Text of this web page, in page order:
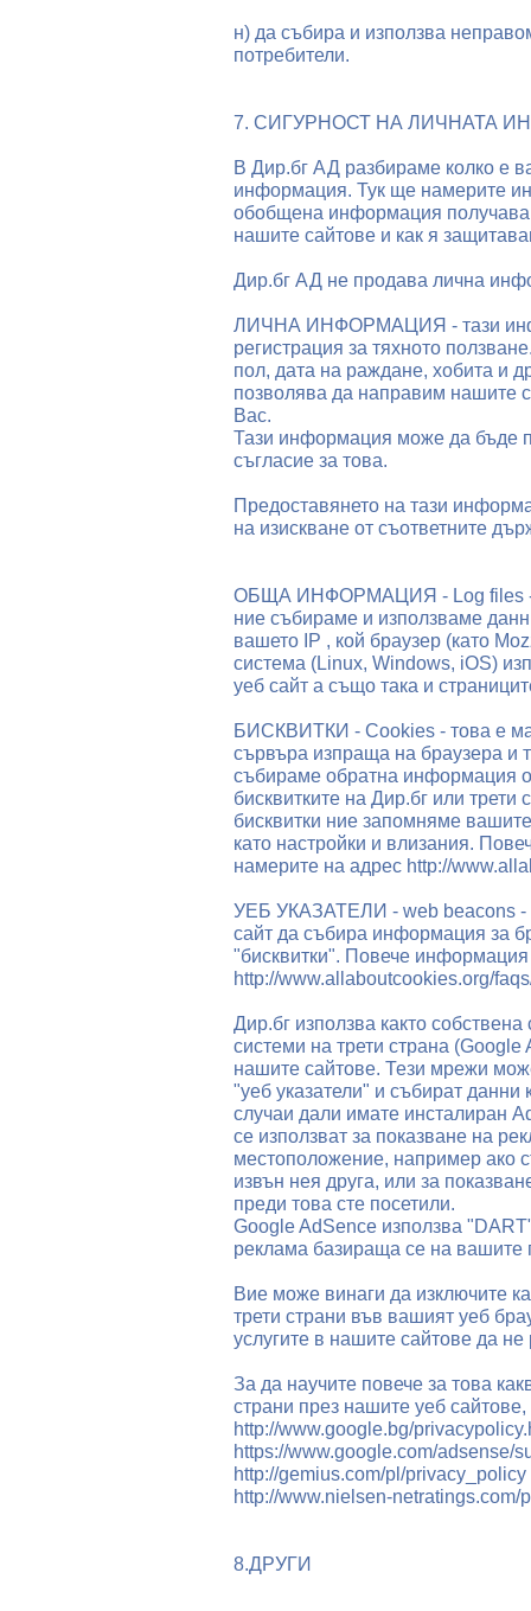
н) да събира и използва
потребители.
7. СИГУРНОСТ НА ЛИЧНАТА
В Дир.бг АД разбираме колко е
информация. Тук ще намерите
обобщена информация
нашите сайтове и как я
Дир.бг АД не продава лична
ЛИЧНА ИНФОРМАЦИЯ - тази
регистрация за тяхното
пол, дата на раждане, хобита и
позволява да направим нашите
Вас.
Тази информация може да бъде
съгласие за това.
Предоставянето на тази
на изискване от съответните
ОБЩА ИНФОРМАЦИЯ - Log files -
ние събираме и използваме
вашето IP , кой браузер (като
система (Linux, Windows, iOS)
уеб сайт а също така и
БИСКВИТКИ - Cookies - това е
сървъра изпраща на браузера и
събираме обратна информация
бисквитките на Дир.бг или
бисквитки ние запомняме
като настройки и влизания.
намерите на адрес http://
УЕБ УКАЗАТЕЛИ - web beacons -
сайт да събира информация за
"бисквитки". Повече информация
http://www.allaboutcookies.org/
Дир.бг използва както
системи на трети страна
нашите сайтове. Тези мрежи
"уеб указатели" и събират
случаи дали имате инсталиран
се използват за показване на
местоположение, например ако
извън нея друга, или за
преди това сте посетили.
Google AdSence използва
реклама базираща се на вашите
Вие може винаги да изключите
трети страни във вашият уеб
услугите в нашите сайтове да не
За да научите повече за това
страни през нашите уеб
http://www.google.bg/
https://www.google.com/adsense/
http://gemius.com/pl/privacy_policy
http://www.nielsen-netratings.com/
8.ДРУГИ